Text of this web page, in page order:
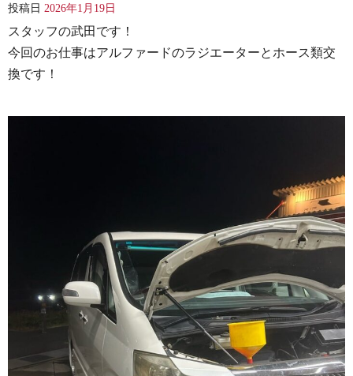
投稿日 2026年1月19日
スタッフの武田です！
今回のお仕事はアルファードのラジエーターとホース類交
換です！